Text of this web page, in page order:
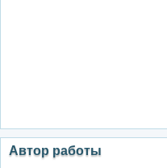
Автор работы